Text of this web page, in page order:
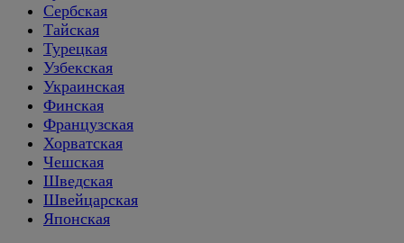
Сербская
Тайская
Турецкая
Узбекская
Украинская
Финская
Французская
Хорватская
Чешская
Шведская
Швейцарская
Японская